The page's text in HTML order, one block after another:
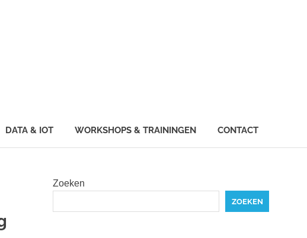
DATA & IOT WORKSHOPS & TRAININGEN CONTACT
Zoeken
ZOEKEN